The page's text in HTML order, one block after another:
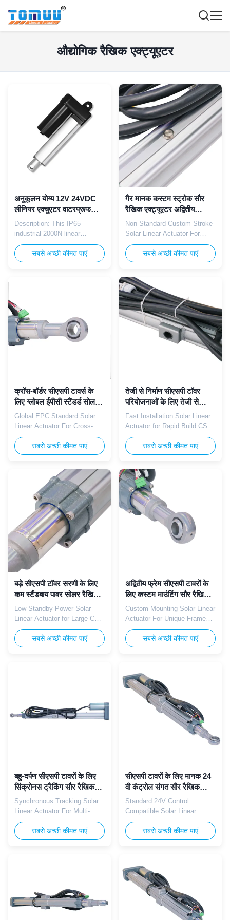
औद्योगिक रैखिक एक्ट्यूएटर
अनुकूलन योग्य 12V 24VDC
लीनियर एक्चुएटर वाटरप्रूफ
प्रोटेक्शन 2000N हेवी ड्यूटी
Description: This IP65
industrial 2000N linear
actuator supports
customizable stroke length,
providing tailored linear drive
automation systems..
Parameter: Parameter
Specification Voltage 12V DC
/ 24V DC Max Load ...
सबसे अच्छी कीमत पाएं
गैर मानक कस्टम स्ट्रोक सौर
रैखिक एक्ट्यूएटर अद्वितीय
सीएसपी टॉवर के लिए
Non Standard Custom Stroke
Solar Linear Actuator For
Unique CSP Towers The
TOMUU U23D non-standard
custom stroke solar linear
irregular proprietary travel
length demands for custom-
designed solar tower heliostat
frames. Operating on 24V DC
power supply, this actuator ...
सबसे अच्छी कीमत पाएं
क्रॉस-बॉर्डर सीएसपी टावर्स के
लिए ग्लोबल ईपीसी स्टैंडर्ड सोलर
लीनियर एक्चुएटर
Global EPC Standard Solar
Linear Actuator For Cross-
Border CSP Towers The
TOMUU U23D global EPC
standard solar linear actuator
construction standards for
cross-border solar tower
concentrated solar power
projects. Operating at 24V DC
rated voltage, it delivers
exceptional ...
सबसे अच्छी कीमत पाएं
तेजी से निर्माण सीएसपी टॉवर
परियोजनाओं के लिए तेजी से
स्थापना सौर रैखिक एक्ट्यूएटर
Fast Installation Solar Linear
Actuator for Rapid Build CSP
Tower Projects The TOMUU
U23D fast-install solar linear
actuator streamlines on-site
deployment solar tower
heliostat mirror frames.
Operating at 24V DC voltage,
this actuator delivers
balanced 40,000N push-pull ...
सबसे अच्छी कीमत पाएं
बड़े सीएसपी टॉवर सरणी के लिए
कम स्टैंडबाय पावर सोलर रैखिक
एक्ट्यूएटर
Low Standby Power Solar
Linear Actuator for Large CSP
Tower Arrays The TOMUU
U23D low standby power solar
linear actuator minimizes idle
push-pull dynamic thrust with
...
सबसे अच्छी कीमत पाएं
अद्वितीय फ्रेम सीएसपी टावरों के
लिए कस्टम माउंटिंग सौर रैखिक
एक्ट्यूएटर
Custom Mounting Solar Linear
Actuator For Unique Frame
CSP Towers TOMUU U23D
custom mounting solar linear
actuator supports modified
heliostat frame designs on
custom CSP tower projects.
Operating at 24V DC, this
actuator delivers equal
40,000N push ...
सबसे अच्छी कीमत पाएं
बहु-दर्पण सीएसपी टावरों के लिए
सिंक्रोनस ट्रैकिंग सौर रैखिक
एक्ट्यूएटर
Synchronous Tracking Solar
Linear Actuator For Multi-
Mirror CSP Towers The
TOMUU U23D synchronous
tracking solar linear actuator
multi-mirror solar tower CSP
farms. Operating at 24V DC
rated voltage, this ...
सबसे अच्छी कीमत पाएं
सीएसपी टावरों के लिए मानक 24
वी कंट्रोल संगत सौर रैखिक
एक्ट्यूएटर
Standard 24V Control
Compatible Solar Linear
Actuator For CSP Towers The
TOMUU U23D control-
compatible solar linear
PLC solar tracking controllers
used in global CSP tower
heliostat systems. Operating
on 24V DC power supply, this
actuator delivers ...
सबसे अच्छी कीमत पाएं